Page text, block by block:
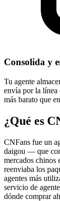
Consolida y
Tu agente
envía por la línea
más barato que
¿Qué es
CNFans fue un
daigou — que
mercados chinos
reenviaba los
agentes más
servicio de
dónde comprar